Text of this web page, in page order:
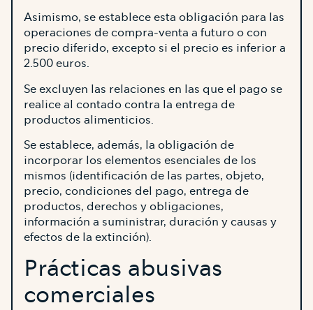
Asimismo, se establece esta obligación para las
operaciones de compra-venta a futuro o con
precio diferido, excepto si el precio es inferior a
2.500 euros.
Se excluyen las relaciones en las que el pago se
realice al contado contra la entrega de
productos alimenticios.
Se establece, además, la obligación de
incorporar los elementos esenciales de los
mismos (identificación de las partes, objeto,
precio, condiciones del pago, entrega de
productos, derechos y obligaciones,
información a suministrar, duración y causas y
efectos de la extinción).
Prácticas abusivas
comerciales